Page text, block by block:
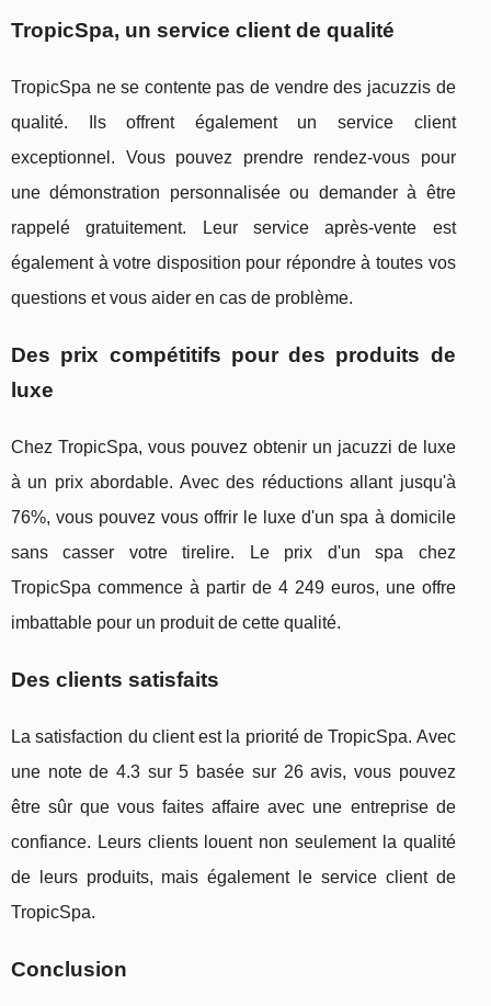
TropicSpa, un service client de qualité
TropicSpa ne se contente pas de vendre des jacuzzis de
qualité. Ils offrent également un service client
exceptionnel. Vous pouvez prendre rendez-vous pour
une démonstration personnalisée ou demander à être
rappelé gratuitement. Leur service après-vente est
également à votre disposition pour répondre à toutes vos
questions et vous aider en cas de problème.
Des prix compétitifs pour des produits de
luxe
Chez TropicSpa, vous pouvez obtenir un jacuzzi de luxe
à un prix abordable. Avec des réductions allant jusqu'à
76%, vous pouvez vous offrir le luxe d'un spa à domicile
sans casser votre tirelire. Le prix d'un spa chez
TropicSpa commence à partir de 4 249 euros, une offre
imbattable pour un produit de cette qualité.
Des clients satisfaits
La satisfaction du client est la priorité de TropicSpa. Avec
une note de 4.3 sur 5 basée sur 26 avis, vous pouvez
être sûr que vous faites affaire avec une entreprise de
confiance. Leurs clients louent non seulement la qualité
de leurs produits, mais également le service client de
TropicSpa.
Conclusion